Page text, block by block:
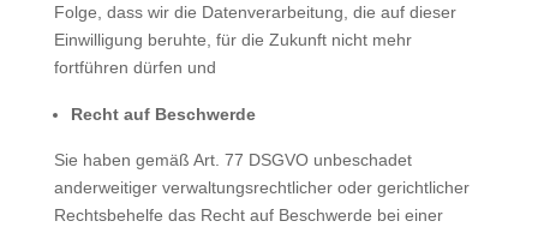
Folge, dass wir die Datenverarbeitung, die auf dieser
Einwilligung beruhte, für die Zukunft nicht mehr
fortführen dürfen und
Recht auf Beschwerde
Sie haben gemäß Art. 77 DSGVO unbeschadet
anderweitiger verwaltungsrechtlicher oder gerichtlicher
Rechtsbehelfe das Recht auf Beschwerde bei einer